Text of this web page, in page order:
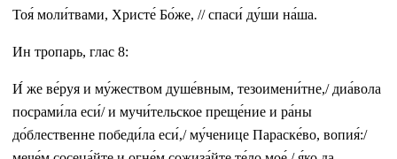
Тоя́ моли́твами, Христе́ Бо́же, // спаси́ ду́ши на́ша.
Ин тропарь, глас 8:
И́ же ве́руя и му́жеством душе́вным, тезоимени́тне,/ диа́вола
посрами́ла еси́/ и мучи́тельское преще́ние и ра́ны
до́блественне победи́ла еси́,/ му́ченице Параске́во, вопия́:/